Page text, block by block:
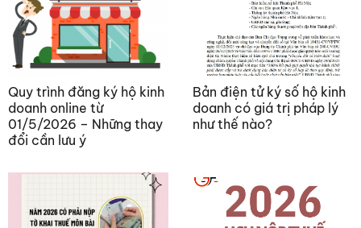
Quy trình đăng ký hộ kinh
doanh online từ
01/5/2026 – Những thay
đổi cần lưu ý
Bản điện tử ký số hộ kinh
doanh có giá trị pháp lý
như thế nào?